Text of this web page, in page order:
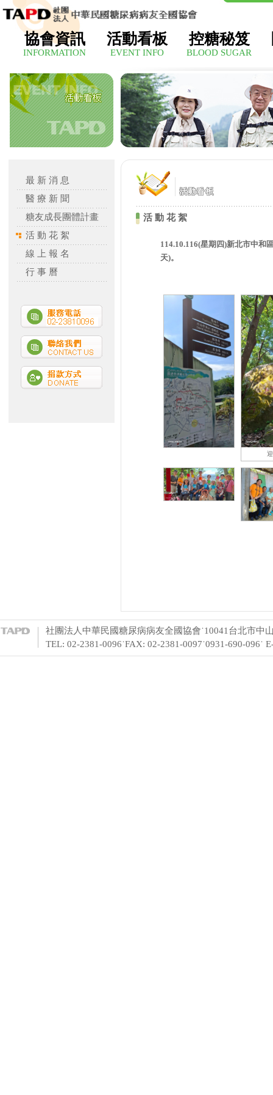
協會資訊
INFORMATION
活動看板
EVENT INFO
控糖秘笈
BLOOD SUGAR
最 新 消 息
醫 療 新 聞
糖友成長團體計畫
活 動 花 絮
線 上 報 名
行 事 曆
活 動 花 絮
114.10.116(星期四)新北市中和
天)。
社團法人中華民國糖尿病病友全國協會˙10041台北市中
TEL: 02-2381-0096˙FAX: 02-2381-0097˙0931-690-096˙